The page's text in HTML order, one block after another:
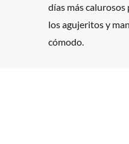
días más
los agujeritos y
cómodo.